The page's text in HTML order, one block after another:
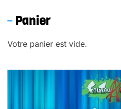
Panier
Votre panier est vide.